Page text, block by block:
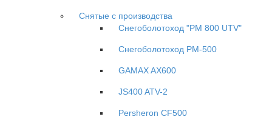
Снятые с производства
Снегоболотоход "РМ 800 UTV"
Снегоболотоход РМ-500
GAMAX AX600
JS400 ATV-2
Persheron CF500